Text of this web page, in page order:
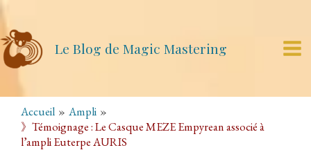
Aller
contenu
Le Blog de Magic Mastering
Accueil
Ampli
》Témoignage : Le Casque MEZE Empyrean associé à
l’ampli Euterpe AURIS